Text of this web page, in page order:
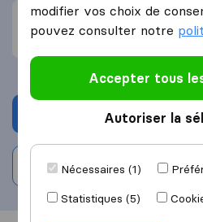
Déménagement rapide (1)
Ne respecte pas les termes
Demander
Rédiger un
modifier vos choix de
pouvez consulter notre
Accepter tous
Autoriser la
Nécessaires (1)
Statistiques (5)